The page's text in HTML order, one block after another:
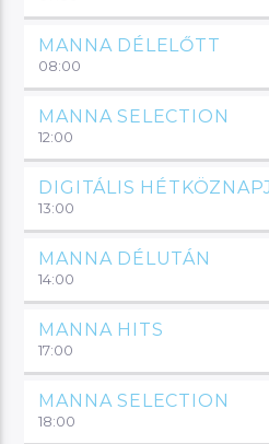
MANNA DÉLELŐTT
08:00
MANNA SELECTION
12:00
DIGITÁLIS
13:00
MANNA DÉLUTÁN
14:00
MANNA HITS
17:00
MANNA SELECTION
18:00